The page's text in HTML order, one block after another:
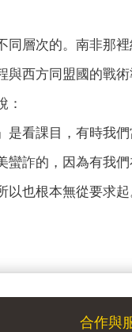
同層次的。南非那
與西方同盟國的戰
：
是看課目，有時我
蠻詐的，因為有我
也根本無從要求
合作與